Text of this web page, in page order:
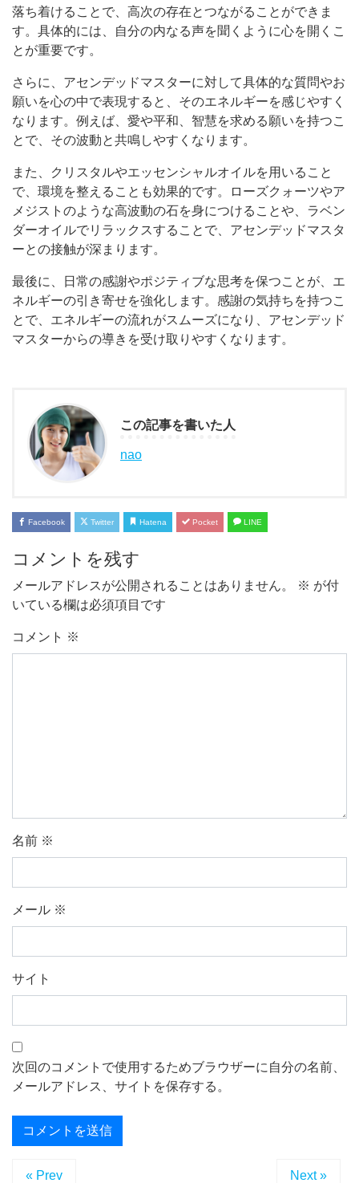
落ち着けることで、高次の存在とつながることができま
す。具体的には、自分の内なる声を聞くように心を開くこ
とが重要です。
さらに、アセンデッドマスターに対して具体的な質問やお
願いを心の中で表現すると、そのエネルギーを感じやすく
なります。例えば、愛や平和、智慧を求める願いを持つこ
とで、その波動と共鳴しやすくなります。
また、クリスタルやエッセンシャルオイルを用いること
で、環境を整えることも効果的です。ローズクォーツやア
メジストのような高波動の石を身につけることや、ラベン
ダーオイルでリラックスすることで、アセンデッドマスタ
ーとの接触が深まります。
最後に、日常の感謝やポジティブな思考を保つことが、エ
ネルギーの引き寄せを強化します。感謝の気持ちを持つこ
とで、エネルギーの流れがスムーズになり、アセンデッド
マスターからの導きを受け取りやすくなります。
この記事を書いた人
nao
Facebook Twitter Hatena Pocket LINE
コメントを残す
メールアドレスが公開されることはありません。 ※ が付
いている欄は必須項目です
コメント ※
名前 ※
メール ※
サイト
次回のコメントで使用するためブラウザーに自分の名前、
メールアドレス、サイトを保存する。
« Prev Next »